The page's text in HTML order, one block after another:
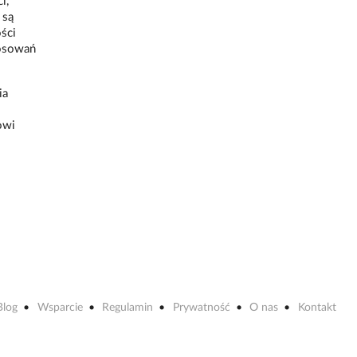
Wsparcie Regulamin Prywatność O nas Kontakt